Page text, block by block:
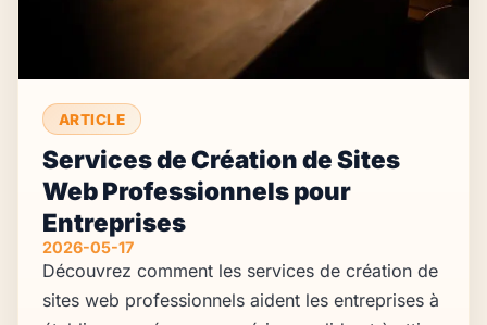
ARTICLE
Services de Création de Sites
Web Professionnels pour
Entreprises
2026-05-17
Découvrez comment les services de création de
sites web professionnels aident les entreprises à